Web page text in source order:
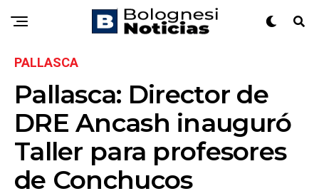
PALLASCA
Pallasca: Director de
DRE Ancash inauguró
Taller para profesores
de Conchucos